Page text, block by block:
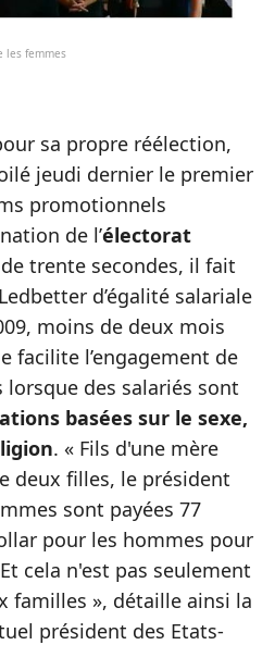
les femmes
sa propre réélection,
jeudi dernier le premier
promotionnels
de l’électorat
de trente secondes, il fait
d’égalité salariale
moins de deux mois
facilite l’engagement de
des salariés sont
basées sur le sexe,
. « Fils d'une mère
deux filles, le président
sont payées 77
pour les hommes pour
cela n'est pas seulement
familles », détaille ainsi la
président des Etats-